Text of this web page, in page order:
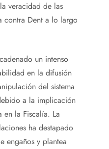
veracidad de las
contra Dent a lo largo
un intenso
en la difusión
del sistema
a la implicación
en la Fiscalía. La
ha destapado
engaños y plantea